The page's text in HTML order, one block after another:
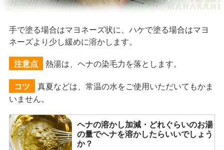
手で塗る場合はマヨネーズ状に、ハケで塗る場合はマヨ
ネーズより少し緩めに溶かします。
注意点 熱湯は、ヘナの染毛力を落とします。
コツ
真夏などは、常温の水をご使用いただいてもかま
いません。
ヘナの溶かし加減・どれぐらいのお湯
の量でヘナを溶かしたらいいでしょう
か？